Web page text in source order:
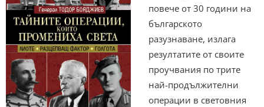
повече от 30 години на
българското
разузнаване, излага
резултатите от своите
проучвания по трите
най-продължителни
операции в световния